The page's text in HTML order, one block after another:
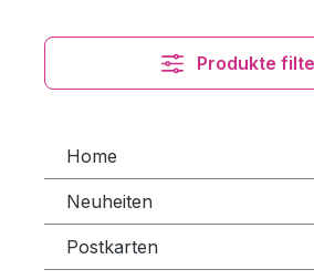
Produkte
Home
Neuheiten
Postkarten